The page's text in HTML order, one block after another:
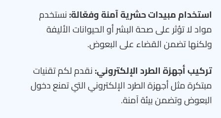
استخدام مبيدات حشرية آمنة وفعّالة:نستخدم
مواد لا تؤثر على صحة البشر أو الحيوانات الأليفة
ولكنها تضمن القضاء على البعوض.
تركيب أجهزة الطرد الإلكتروني:نقدم لكم تقنيات
مبتكرة مثل أجهزة الطرد الإلكتروني التي تمنع دخول
البعوض وتضمن بيئة آمنة.